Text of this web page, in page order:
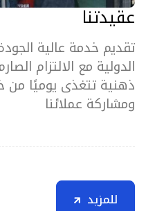
عقيدتنا
تقديم خدمة عالية
الدولية مع الالتزام
ذهنية تتغذى يوميًا من
ومشاركة عملائنا
للمزيد